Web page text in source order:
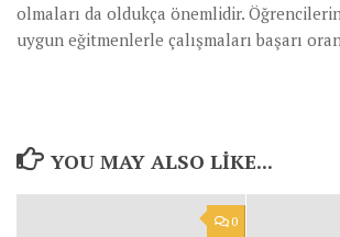
olmaları da oldukça önemlidir.
uygun eğitmenlerle çalışmaları başarı
YOU MAY ALSO LIKE...
0